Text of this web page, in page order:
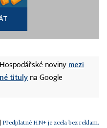
noviny mezi
tituly na Google
Předplatné HN+ je zcela bez reklam.